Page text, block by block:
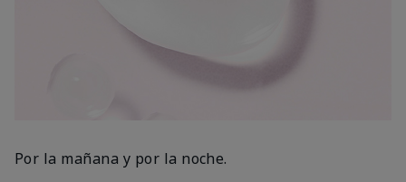
Por la mañana y por la noche.